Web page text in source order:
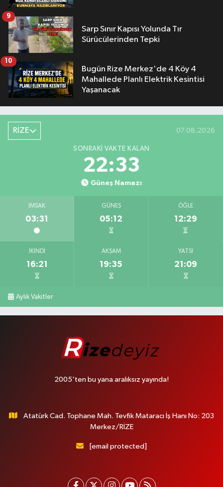
Sarp Sınır Kapısı Yolunda Tır
Sürücülerinden Tepki
9
Bugün Rize Merkez'de 4 Köy 4
Mahallede Planlı Elektrik Kesintisi
Yaşanacak
10
RİZE 07.08.2026
SONRAKI VAKTE KALAN
22:33
Güneş Namazı
İMSAK
03:31
GÜNEŞ
05:12
ÖĞLE
12:29
İKINDI
16:21
AKŞAM
19:35
YATSI
21:09
Aylık Vakitler
2005'ten bu yana aralıksız yayında!
Atatürk Cad. Tophane Mah. Tevfik Mataracı İş Hanı No: 203
Merkez/RİZE
[email protected]